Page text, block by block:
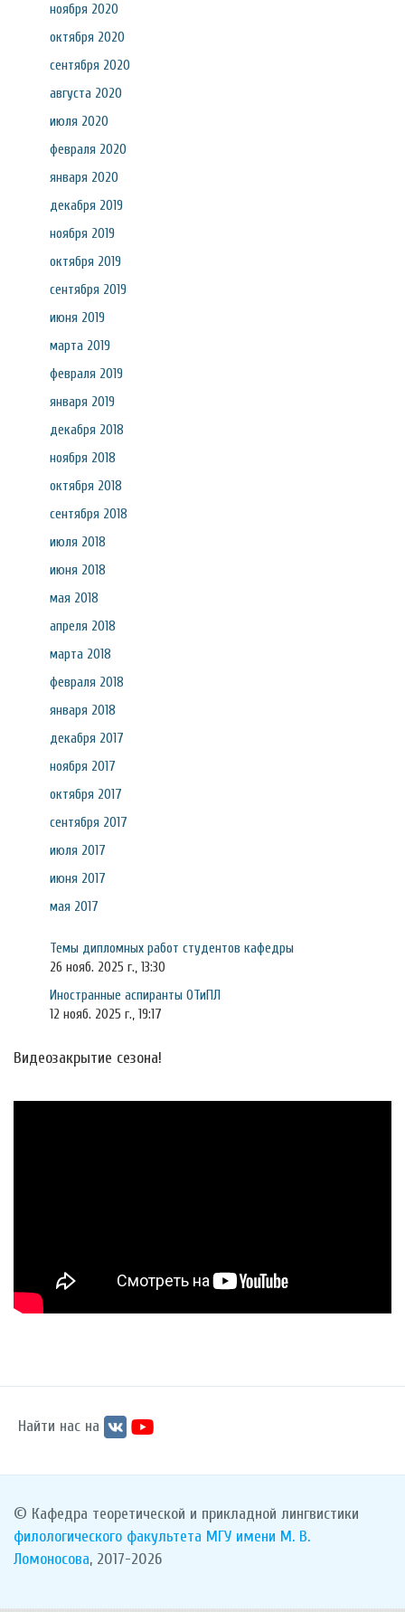
ноября 2020
октября 2020
сентября 2020
августа 2020
июля 2020
февраля 2020
января 2020
декабря 2019
ноября 2019
октября 2019
сентября 2019
июня 2019
марта 2019
февраля 2019
января 2019
декабря 2018
ноября 2018
октября 2018
сентября 2018
июля 2018
июня 2018
мая 2018
апреля 2018
марта 2018
февраля 2018
января 2018
декабря 2017
ноября 2017
октября 2017
сентября 2017
июля 2017
июня 2017
мая 2017
Темы дипломных работ студентов кафедры
26 нояб. 2025 г., 13:30
Иностранные аспиранты ОТиПЛ
12 нояб. 2025 г., 19:17
Видеозакрытие сезона!
Найти нас на
© Кафедра теоретической и прикладной лингвистики
филологического факультета МГУ имени М. В.
Ломоносова, 2017-2026